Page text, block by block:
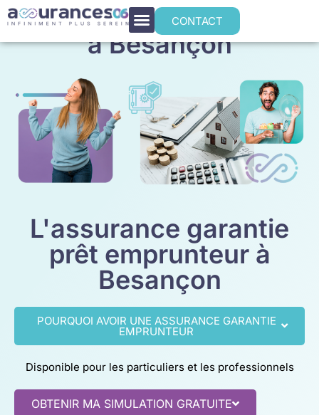
CONTACT
Assurance emprunteur
à Besançon
L'assurance garantie
prêt emprunteur à
Besançon
POURQUOI AVOIR UNE ASSURANCE GARANTIE
EMPRUNTEUR
Disponible pour les particuliers et les professionnels
OBTENIR MA SIMULATION GRATUITE